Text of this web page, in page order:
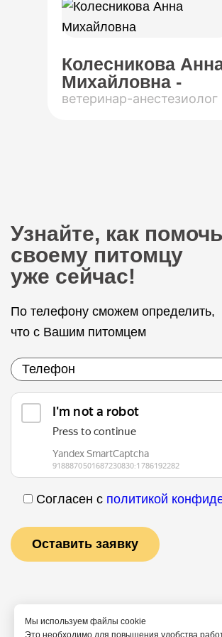
Колесникова
Михайловна -
ветеринар-анестезиолог
Узнайте, как помочь
своему питомцу
уже сейчас!
По телефону сможем определить,
что с Вашим питомцем
Согласен с политикой
Мы используем файлы cookie
Это необходимо для повышения удобства